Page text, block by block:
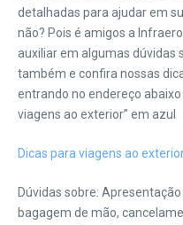
detalhadas para ajudar em
não? Pois é amigos a
auxiliar em algumas dúvidas
também e confira nossas
entrando no endereço
viagens ao exterior” em azul
Dicas para viagens ao
Dúvidas sobre:
bagagem de mão,